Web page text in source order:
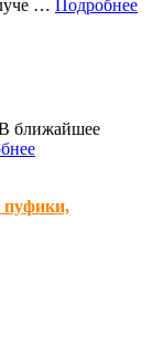
…
Подробнее
В ближайшее
пуфики,